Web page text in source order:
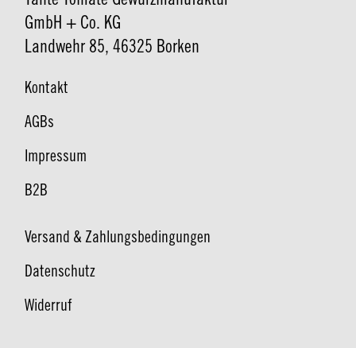
GmbH + Co. KG
Landwehr 85, 46325 Borken
Kontakt
AGBs
Impressum
B2B
Versand & Zahlungsbedingungen
Datenschutz
Widerruf